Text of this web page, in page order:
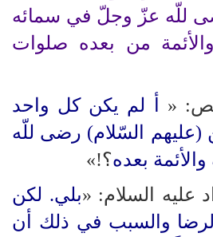
للّه عزّ وجلّ في سمائه
من بعده صلوات
«
أ لم يكن كل واحد
(عليهم السّلام) رضى للّه
بعده؟!»
عليه السلام: «بلي. لكن
والسبب في ذلك أن